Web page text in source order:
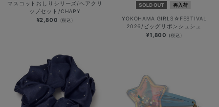
マスコットおしりシリーズ/ヘアクリ
ップセット/CHAPY
¥2,800 (税込)
SOLD OUT 再入荷
YOKOHAMA GIRLS☆FESTIVAL
2026/ビッグリボンシュシュ
¥1,800 (税込)